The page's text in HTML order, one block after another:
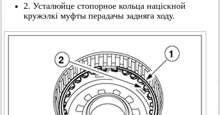
2. Усталюйце стопорное кольца націскной
кружэлкі муфты перадачы задняга ходу.